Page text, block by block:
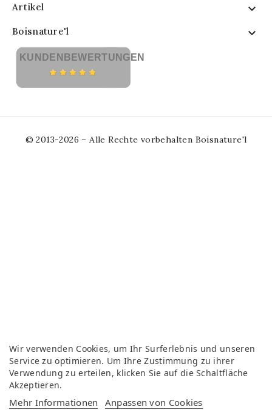
Artikel 
Boisnature'l 
Wir verwenden Cookies, um Ihr Surferlebnis und unseren
Service zu optimieren. Um Ihre Zustimmung zu ihrer
Verwendung zu erteilen, klicken Sie auf die Schaltfläche
Akzeptieren.
Mehr Informationen Anpassen von Cookies
KUNDENBEWERTUNGEN
© 2013-2026 – Alle Rechte vorbehalten Boisnature'l